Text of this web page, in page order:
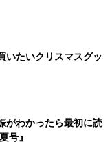
いたいクリスマスグッ
がわかったら最初に読
号』